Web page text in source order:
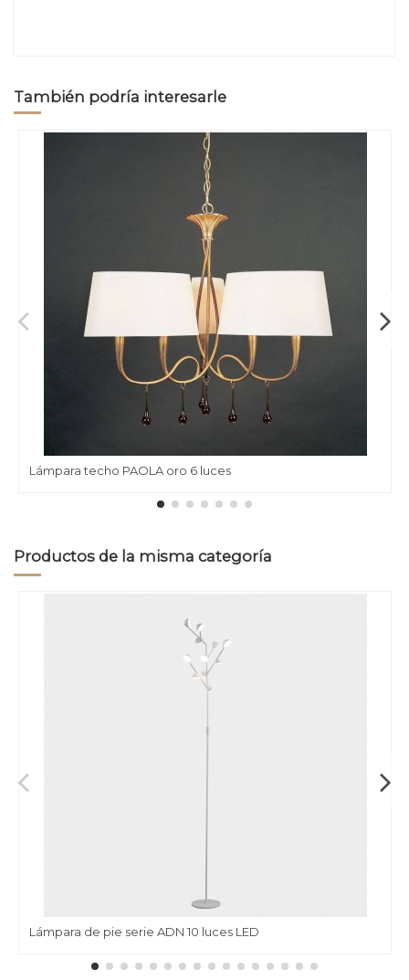
También podría interesarle
Lámpara techo PAOLA oro 6 luces
Productos de la misma categoría
Lámpara de pie serie ADN 10 luces LED